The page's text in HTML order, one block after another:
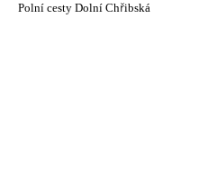
Polní cesty Dolní Chřibská